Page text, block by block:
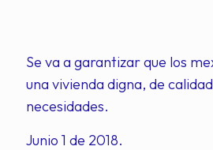
Se va a garantizar que los
una vivienda digna, de
necesidades.
Junio 1 de 2018.